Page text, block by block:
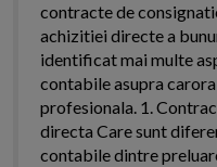
contracte de
achizitiei directe a
identificat mai multe
contabile asupra
profesionala. 1.
directa Care sunt
contabile dintre